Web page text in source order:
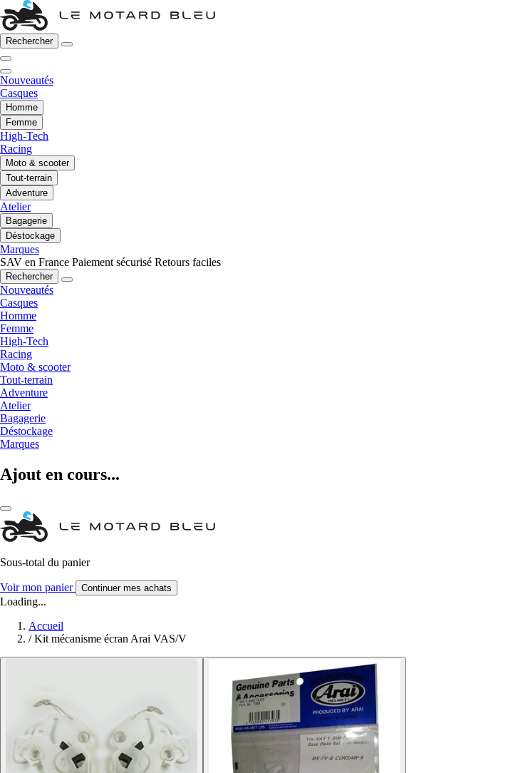
Rechercher
Nouveautés
Casques
Homme
Femme
High-Tech
Racing
Moto & scooter
Tout-terrain
Adventure
Atelier
Bagagerie
Déstockage
Marques
SAV en France Paiement sécurisé Retours faciles
Rechercher
Nouveautés
Casques
Homme
Femme
High-Tech
Racing
Moto & scooter
Tout-terrain
Adventure
Atelier
Bagagerie
Déstockage
Marques
Ajout en cours...
Sous-total du panier
Voir mon panier Continuer mes achats
Loading...
Accueil
/ Kit mécanisme écran Arai VAS/V